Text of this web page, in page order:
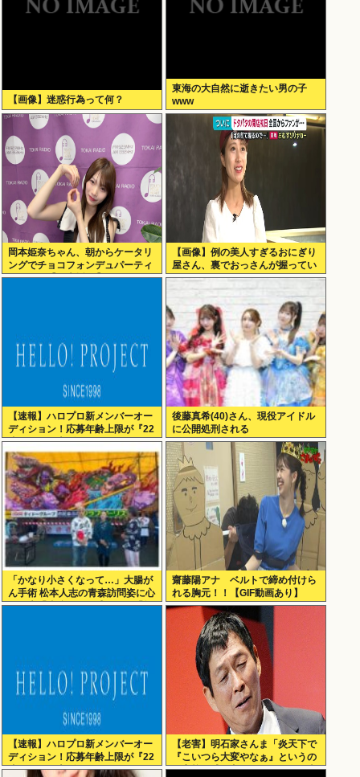
【画像】迷惑行為って何？
東海の大自然に逝きたい男の子
www
岡本姫奈ちゃん、朝からケータリ
ングでチョコフォンデュパーティ
ー！！！【乃木坂46】
【画像】例の美人すぎるおにぎり
屋さん、裏でおっさんが握ってい
たwww
【速報】ハロプロ新メンバーオー
ディション！応募年齢上限が『22
歳』に引き上げられる
後藤真希(40)さん、現役アイドル
に公開処刑される
「かなり小さくなって…」大腸が
ん手術 松本人志の青森訪問姿に心
配の声「脂肪のない感じが」「無
齋藤陽アナ ベルトで締め付けら
れる胸元！！【GIF動画あり】
【速報】ハロプロ新メンバーオー
ディション！応募年齢上限が『22
歳』に引き上げられる
【老害】明石家さんま「炎天下で
『こいつら大変やなぁ』というの
が高校野球の良さ。ナイターが当